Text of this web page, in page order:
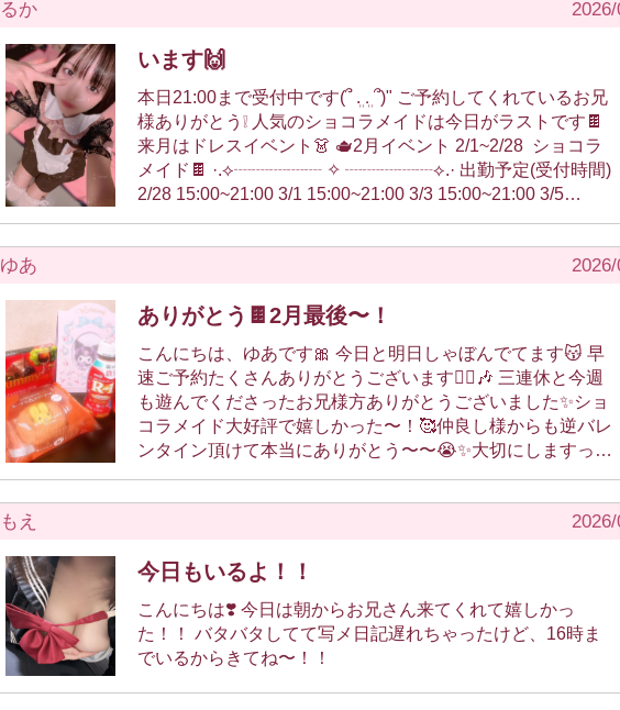
るか
います🙌
本日21:00まで受付中です(՞ ܸ. .ܸ ՞)" ご予約してくれているお兄
様ありがとう❕ 人気のショコラメイドは今日がラストです🍫
来月はドレスイベント👗 🫖2月イベント 2/1~2/28 ショコラ
メイド🍫 ·.⟡┈┈┈┈┈︎ ✧ ┈┈┈┈┈⟡.· 出勤予定(受付時間)
2/28 15:00~21:00 3/1 15:00~21:00 3/3 15:00~21:00 3/5
🌐Twitter(𝕏) お知らせ→ https://x.com/ruka_shabonn?s=21 日
リクエスト可能、姫予約限定コスプレもあります🎀 固定ツイ
ゆあ
ありがとう🍫2月最後〜！
こんにちは、ゆあです🎀 今日と明日しゃぼんでてます😽 早
速ご予約たくさんありがとうございます🙇‍♀️🎶 三連休と今週
も遊んでくださったお兄様方ありがとうございました✨ショ
コラメイド大好評で嬉しかった〜！🥰仲良し様からも逆バレ
ンタイン頂けて本当にありがとう〜〜😭✨大切にしますっ🫶
てます♪ でわでわまたね👋 🫧ゆあ🫧
もえ
今日もいるよ！！
こんにちは❣️ 今日は朝からお兄さん来てくれて嬉しかっ
た！！ バタバタしてて写メ日記遅れちゃったけど、16時ま
でいるからきてね〜！！